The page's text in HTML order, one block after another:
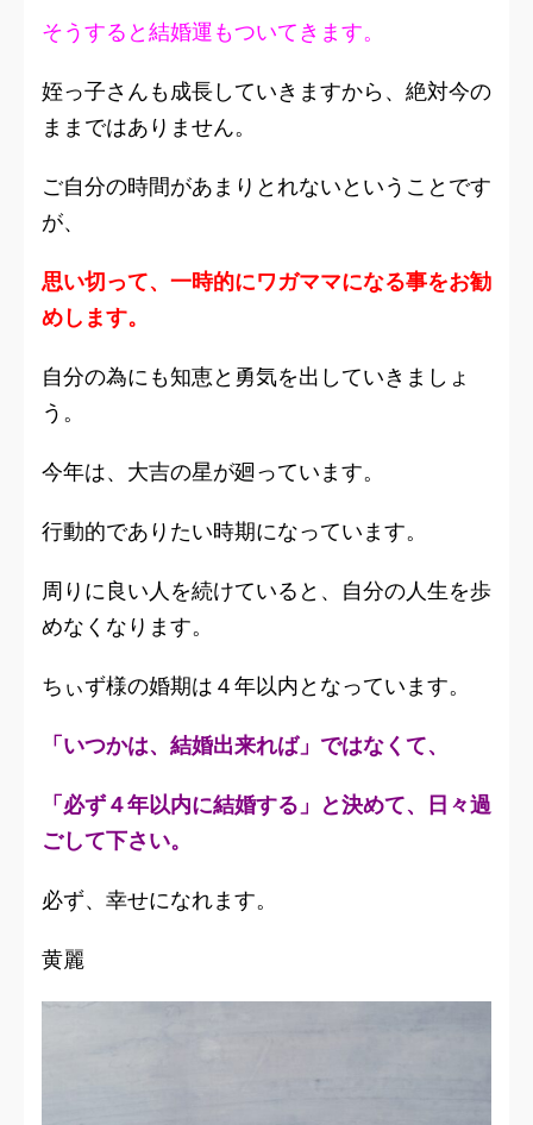
そうすると結婚運もついてきます。
姪っ子さんも成長していきますから、絶対今の
ままではありません。
ご自分の時間があまりとれないということです
が、
思い切って、一時的にワガママになる事をお勧
めします。
自分の為にも知恵と勇気を出していきましょ
う。
今年は、大吉の星が廻っています。
行動的でありたい時期になっています。
周りに良い人を続けていると、自分の人生を歩
めなくなります。
ちぃず様の婚期は４年以内となっています。
「いつかは、結婚出来れば」ではなくて、
「必ず４年以内に結婚する」と決めて、日々過
ごして下さい。
必ず、幸せになれます。
黄麗